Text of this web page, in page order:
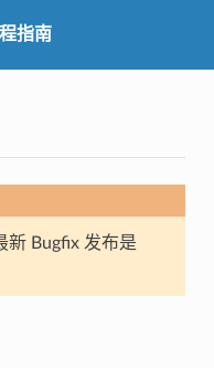
指南
新 Bugfix 发布是